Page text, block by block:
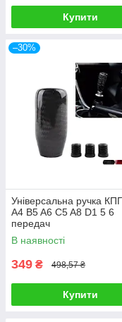
Купити
–30%
Універсальна ручка
A4 B5 A6 C5 A8 D1 5 6
передач
В наявності
349 ₴ 498,57 ₴
Купити